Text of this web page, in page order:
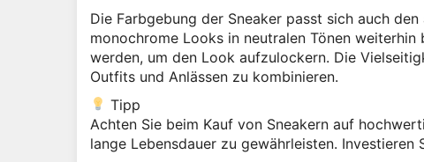
Die Farbgebung der Sneaker passt sich auch
monochrome Looks in neutralen Tönen
werden, um den Look aufzulockern. Die
Outfits und Anlässen zu kombinieren.
Tipp
Achten Sie beim Kauf von Sneakern auf
lange Lebensdauer zu gewährleisten.